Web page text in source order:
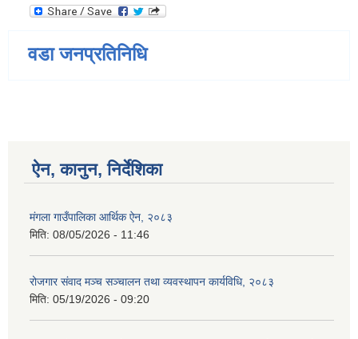
वडा जनप्रतिनिधि
ऐन, कानुन, निर्देशिका
मंगला गाउँपालिका आर्थिक ऐन, २०८३
मिति: 08/05/2026 - 11:46
रोजगार संवाद मञ्च सञ्चालन तथा व्यवस्थापन कार्यविधि, २०८३
मिति: 05/19/2026 - 09:20